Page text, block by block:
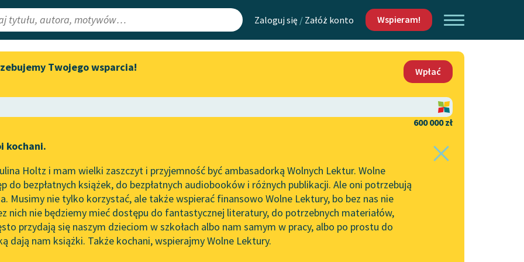
Zaloguj się / Załóż konto Wspieram!
Lektury
redakcyjne
Aktualności
Zapraszamy na spotkanie
literatury skandynawskiej
Wolne Lektury na 32.
Pol’and’Rock Festivalu
„Kochanek Lady Chatterley”
do słuchania na Wolnych
Lekturach
Nowy audiobook – „Marzenie
Mapa Wolnych Lektur
Leśmianator
API
OAI-PMH
Widget Wolnych Lektur
Kontakt
O projekcie
Zasady wykorzystania
Wolnych Lektur
Logotypy
Materiały promocyjne
Twojego wsparcia!
Wpłać
600 000 zł
kochani.
Holtz i mam wielki zaszczyt i przyjemność być ambasadorką Wolnych Lektur. Wolne
do bezpłatnych książek, do bezpłatnych audiobooków i różnych publikacji. Ale oni potrzebują
Musimy nie tylko korzystać, ale także wspierać finansowo Wolne Lektury, bo bez nas nie
nich nie będziemy mieć dostępu do fantastycznej literatury, do potrzebnych materiałów,
przydają się naszym dzieciom w szkołach albo nam samym w pracy, albo po prostu do
dają nam książki. Także kochani, wspierajmy Wolne Lektury.
W Sorbonie i gdzie indziej